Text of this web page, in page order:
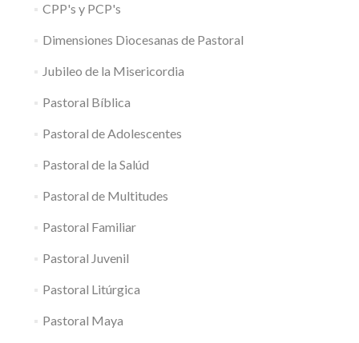
CPP's y PCP's
Dimensiones Diocesanas de Pastoral
Jubileo de la Misericordia
Pastoral Bíblica
Pastoral de Adolescentes
Pastoral de la Salúd
Pastoral de Multitudes
Pastoral Familiar
Pastoral Juvenil
Pastoral Litúrgica
Pastoral Maya